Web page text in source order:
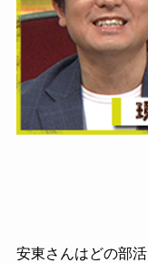
安東さんはどの部